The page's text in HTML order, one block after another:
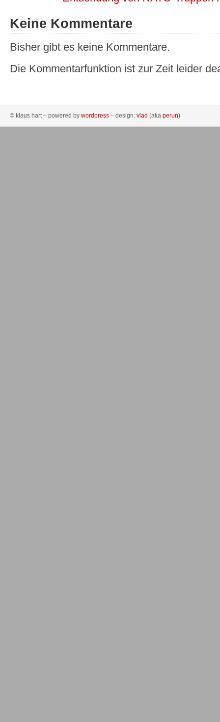
Keine Kommentare
Bisher gibt es keine Kommentare.
Die Kommentarfunktion ist zur Zeit leider
© klaus hart – powered by wordpress – design: vlad (aka perun)